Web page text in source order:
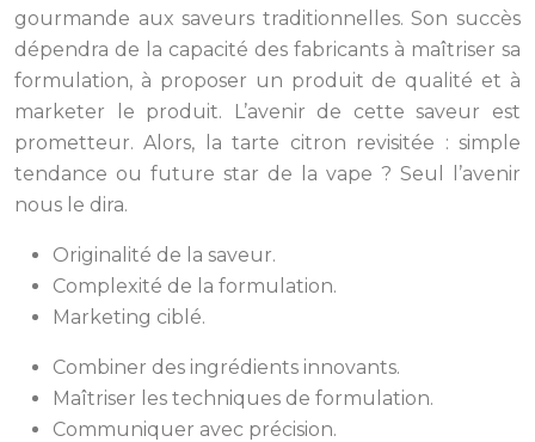
gourmande aux saveurs traditionnelles. Son succès
dépendra de la capacité des fabricants à maîtriser sa
formulation, à proposer un produit de qualité et à
marketer le produit. L’avenir de cette saveur est
prometteur. Alors, la tarte citron revisitée : simple
tendance ou future star de la vape ? Seul l’avenir
nous le dira.
Originalité de la saveur.
Complexité de la formulation.
Marketing ciblé.
Combiner des ingrédients innovants.
Maîtriser les techniques de formulation.
Communiquer avec précision.